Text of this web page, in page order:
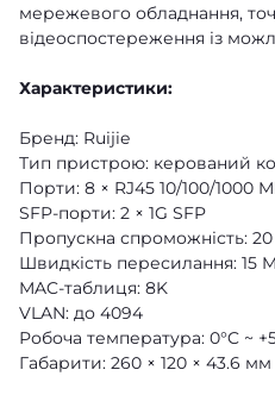
мережевого обладнання,
відеоспостереження із
Характеристики:
Бренд: Ruijie
Тип пристрою: керований
Порти: 8 × RJ45 10/100/1000
SFP-порти: 2 × 1G SFP
Пропускна спроможність: 20
Швидкість пересилання: 15
MAC-таблиця: 8K
VLAN: до 4094
Робоча температура: 0°C ~
Габарити: 260 × 120 × 43.6 мм